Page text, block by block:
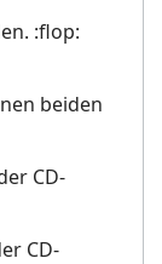
:flop:
beiden
CD-
CD-